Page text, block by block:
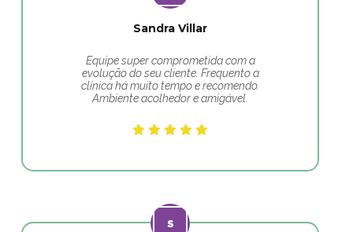
Sandra Villar
Equipe super comprometida com a
evolução do seu cliente. Frequento a
clínica há muito tempo e recomendo.
Ambiente acolhedor e amigável.